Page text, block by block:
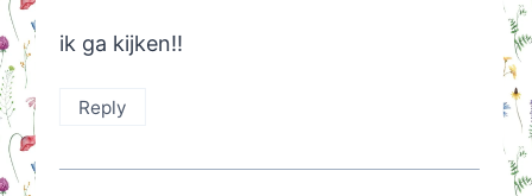
ik ga kijken!!
Reply